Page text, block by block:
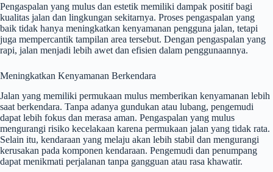
Pengaspalan yang mulus dan estetik memiliki dampak positif bagi
kualitas jalan dan lingkungan sekitarnya. Proses pengaspalan yang
baik tidak hanya meningkatkan kenyamanan pengguna jalan, tetapi
juga mempercantik tampilan area tersebut. Dengan pengaspalan yang
rapi, jalan menjadi lebih awet dan efisien dalam penggunaannya.
Meningkatkan Kenyamanan Berkendara
Jalan yang memiliki permukaan mulus memberikan kenyamanan lebih
saat berkendara. Tanpa adanya gundukan atau lubang, pengemudi
dapat lebih fokus dan merasa aman. Pengaspalan yang mulus
mengurangi risiko kecelakaan karena permukaan jalan yang tidak rata.
Selain itu, kendaraan yang melaju akan lebih stabil dan mengurangi
kerusakan pada komponen kendaraan. Pengemudi dan penumpang
dapat menikmati perjalanan tanpa gangguan atau rasa khawatir.